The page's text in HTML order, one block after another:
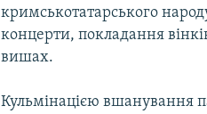
кримськотатарського
концерти, покладання
вишах.
Кульмінацією вшанування